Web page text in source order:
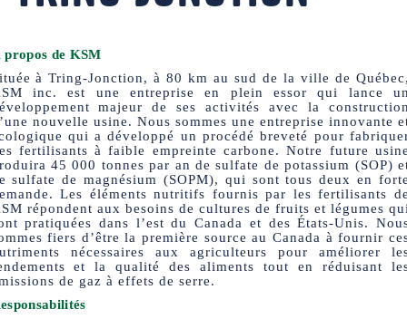
propos de KSM
à Tring-Jonction, à 80 km au sud de la ville de
inc. est une entreprise en plein essor qui lance
majeur de ses activités avec la
nouvelle usine. Nous sommes une entreprise innovante
qui a développé un procédé breveté pour
fertilisants à faible empreinte carbone. Notre future
45 000 tonnes par an de sulfate de potassium (SOP)
sulfate de magnésium (SOPM), qui sont tous deux en
Les éléments nutritifs fournis par les fertilisants
répondent aux besoins de cultures de fruits et légumes
pratiquées dans l’est du Canada et des États-Unis.
fiers d’être la première source au Canada à fournir
nécessaires aux agriculteurs pour améliorer
et la qualité des aliments tout en réduisant
de gaz à effets de serre.